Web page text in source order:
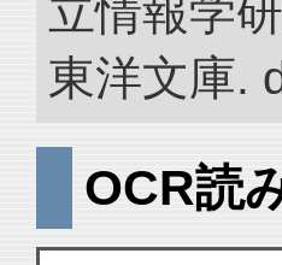
立情報学
東洋文庫.
OCR読